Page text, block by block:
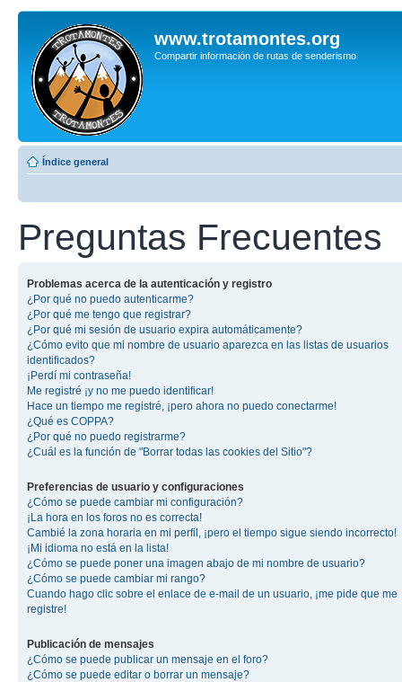
www.trotamontes.org
Compartir información de rutas de senderismo
Índice general
Preguntas Frecuentes
Problemas acerca de la autenticación y registro
¿Por qué no puedo autenticarme?
¿Por qué me tengo que registrar?
¿Por qué mi sesión de usuario expira automáticamente?
¿Cómo evito que mi nombre de usuario aparezca en las listas de usuarios
identificados?
¡Perdí mi contraseña!
Me registré ¡y no me puedo identificar!
Hace un tiempo me registré, ¡pero ahora no puedo conectarme!
¿Qué es COPPA?
¿Por qué no puedo registrarme?
¿Cuál es la función de "Borrar todas las cookies del Sitio"?
Preferencias de usuario y configuraciones
¿Cómo se puede cambiar mi configuración?
¡La hora en los foros no es correcta!
Cambié la zona horaria en mi perfil, ¡pero el tiempo sigue siendo incorrecto!
¡Mi idioma no está en la lista!
¿Cómo se puede poner una imagen abajo de mi nombre de usuario?
¿Cómo se puede cambiar mi rango?
Cuando hago clic sobre el enlace de e-mail de un usuario, ¡me pide que me
registre!
Publicación de mensajes
¿Cómo se puede publicar un mensaje en el foro?
¿Cómo se puede editar o borrar un mensaje?